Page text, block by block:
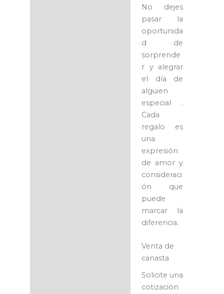
No dejes
pasar la
oportunida
d de
sorprende
r y alegrar
el día de
alguien
especial .
Cada
regalo es
una
expresión
de amor y
consideraci
ón que
puede
marcar la
diferencia.
Venta de
canasta
Solicite una
cotización